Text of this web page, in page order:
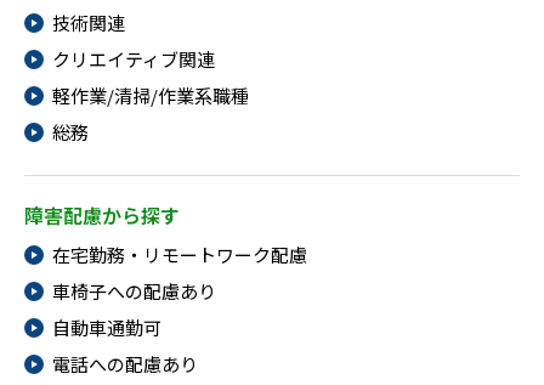
技術関連
クリエイティブ関連
軽作業/清掃/作業系職種
総務
障害配慮から探す
在宅勤務・リモートワーク配慮
車椅子への配慮あり
自動車通勤可
電話への配慮あり